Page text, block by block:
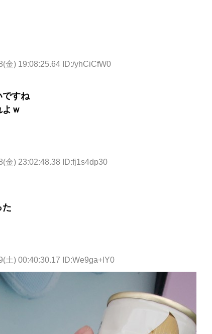
金) 19:08:25.64 ID:/yhCiCfW0
ですね
ｗ
金) 23:02:48.38 ID:fj1s4dp30
た
土) 00:40:30.17 ID:We9ga+lY0